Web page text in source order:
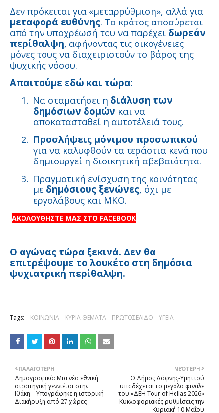
Δεν πρόκειται για «μεταρρύθμιση», αλλά για
μεταφορά ευθύνης. Το κράτος αποσύρεται
από την υποχρέωσή του να παρέχει δωρεάν
περίθαλψη, αφήνοντας τις οικογένειες
μόνες τους να διαχειριστούν το βάρος της
ψυχικής νόσου.
Απαιτούμε εδώ και τώρα:
1. Να σταματήσει η διάλυση των
δημόσιων δομών και να
αποκατασταθεί η αυτοτέλειά τους.
2. Προσλήψεις μόνιμου προσωπικού
για να καλυφθούν τα τεράστια κενά που
δημιουργεί η διοικητική αβεβαιότητα.
3. Πραγματική ενίσχυση της κοινότητας
με δημόσιους ξενώνες, όχι με
εργολάβους και ΜΚΟ.
ΑΚΟΛΟΥΘΗΣΤΕ ΜΑΣ ΣΤΟ FACEBOOK
Ο αγώνας τώρα ξεκινά. Δεν θα
επιτρέψουμε το λουκέτο στη δημόσια
ψυχιατρική περίθαλψη.
Tags: ΚΟΙΝΩΝΙΑ ΚΥΡΙΑ ΘΕΜΑΤΑ ΠΡΩΤΟΣΕΛΙΔΟ ΥΓΕΙΑ
ΝΕΌΤΕΡΗ
Ο Δήμος Δάφνης-Υμηττού
υποδέχεται το μεγάλο φινάλε
του «ΔΕΗ Tour of Hellas 2026»
– Κυκλοφοριακές ρυθμίσεις την
Κυριακή 10 Μαΐου
ΠΑΛΑΙΌΤΕΡΗ
Δημογραφικό: Μια νέα εθνική
στρατηγική γεννιέται στην
Ιθάκη – Υπογράφηκε η ιστορική
Διακήρυξη από 27 χώρες